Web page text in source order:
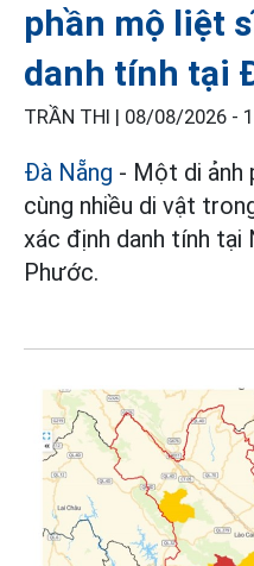
phần mộ liệt
danh tính tại
TRẦN THI | 08/08/2026 -
Đà Nẵng - Một di ảnh
cùng nhiều di vật
xác định danh tính
Phước.